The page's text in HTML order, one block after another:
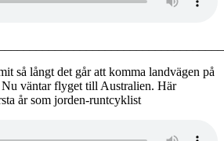
så långt det går att komma landvägen på
väntar flyget till Australien. Här
år som jorden-runtcyklist